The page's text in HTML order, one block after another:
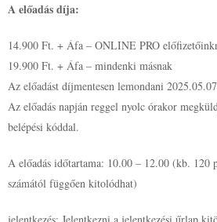
A előadás díja:
14.900 Ft. + Áfa – ONLINE PRO
19.900 Ft. + Áfa – mindenki másnak
Az előadást díjmentesen lemondani
Az előadás napján reggel nyolc órakor
belépési kóddal.
A előadás időtartama: 10.00 – 12.00 (kb. 120
számától függően kitolódhat)